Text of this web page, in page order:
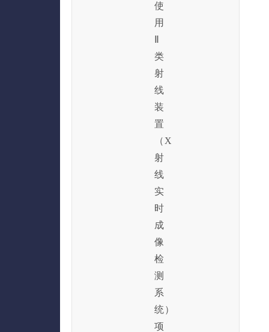
使
用
类
射
线
装
置
（X
射
线
实
时
成
像
检
测
系
统）
项